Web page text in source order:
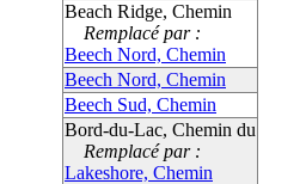
Beach Ridge, Chemin
Remplacé par :
Beech Nord, Chemin
Beech Nord, Chemin
Beech Sud, Chemin
Bord-du-Lac, Chemin du
Remplacé par :
Lakeshore, Chemin